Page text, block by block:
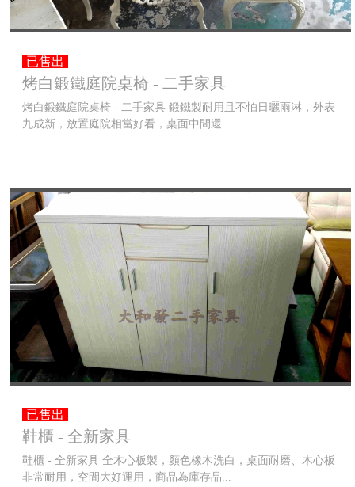
已售出
烤白鍛鐵庭院桌椅 - 二手家具
烤白鍛鐵庭院桌椅 - 二手家具 鍛鐵製耐用且不怕日曬雨淋，外表
九成新，放置庭院相當好看，桌面中間還...
已售出
鞋櫃 - 全新家具
鞋櫃 - 全新家具 全木心板製，顏色橡木洗白，桌面耐磨、木心板
非常耐用，空間大好運用，商品為庫存品...